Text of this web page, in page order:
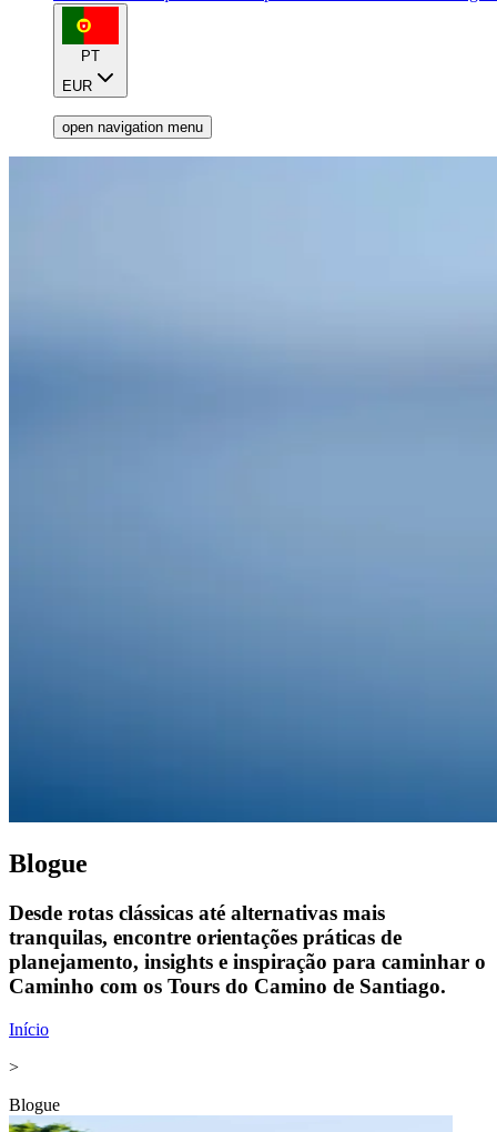
PT
EUR
open navigation menu
Blogue
Desde rotas clássicas até alternativas mais
tranquilas, encontre orientações práticas de
planejamento, insights e inspiração para caminhar o
Caminho com os Tours do Camino de Santiago.
Início
>
Blogue